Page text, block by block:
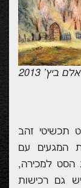
תכשיטי זהב
המגעים עם
הסט למכירה,
גם רכישות